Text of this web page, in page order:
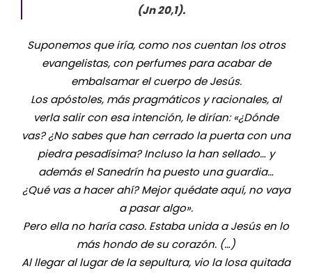
(Jn 20,1).
Suponemos que iría, como nos cuentan los otros
evangelistas, con perfumes para acabar de
embalsamar el cuerpo de Jesús.
Los apóstoles, más pragmáticos y racionales, al
verla salir con esa intención, le dirían: «¿Dónde
vas? ¿No sabes que han cerrado la puerta con una
piedra pesadísima? Incluso la han sellado… y
además el Sanedrín ha puesto una guardia…
¿Qué vas a hacer ahí? Mejor quédate aquí, no vaya
a pasar algo».
Pero ella no haría caso. Estaba unida a Jesús en lo
más hondo de su corazón. (…)
Al llegar al lugar de la sepultura, vio la losa quitada